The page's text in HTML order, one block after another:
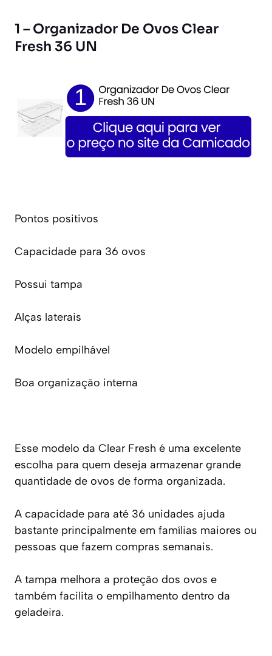
1 – Organizador De Ovos Clear
Fresh 36 UN
Pontos positivos
Capacidade para 36 ovos
Possui tampa
Alças laterais
Modelo empilhável
Boa organização interna
Esse modelo da Clear Fresh é uma excelente
escolha para quem deseja armazenar grande
quantidade de ovos de forma organizada.
A capacidade para até 36 unidades ajuda
bastante principalmente em famílias maiores ou
pessoas que fazem compras semanais.
A tampa melhora a proteção dos ovos e
também facilita o empilhamento dentro da
geladeira.